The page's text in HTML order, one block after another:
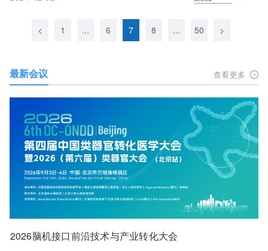
< 1 ... 6 7 8 ... 50 >
最新会议 查看更多
2026脑机接口前沿技术与产业转化大会